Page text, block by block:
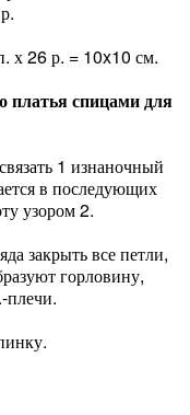
х 26 р. = 10x10 см.
платья спицами для
1 изнаночный
в последующих
узором 2.
закрыть все петли,
горловину,